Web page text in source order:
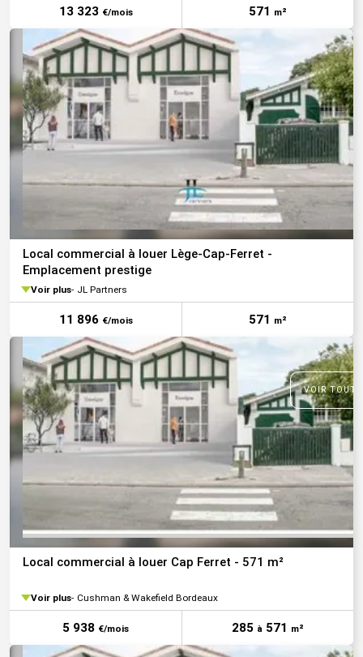
13 323 €/mois 571 m²
Local commercial à louer Lège-Cap-Ferret -
Emplacement prestige
Voir plus JL Partners
11 896 €/mois 571 m²
VOIR
Local commercial à louer Cap Ferret - 571 m²
Voir plus Cushman & Wakefield Bordeaux
5 938 €/mois 285 à 571 m²